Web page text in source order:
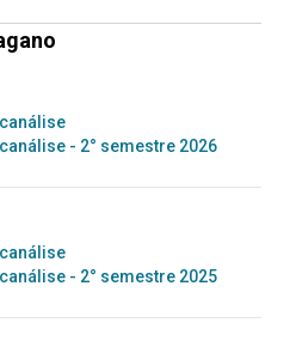
- 2° semestre 2026
- 2° semestre 2025